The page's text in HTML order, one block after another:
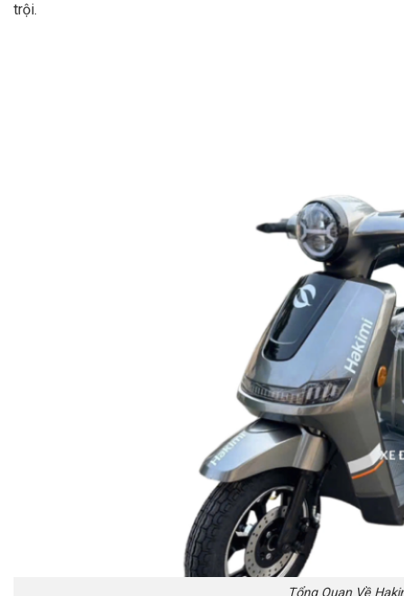
trội.
Tổng Quan Về